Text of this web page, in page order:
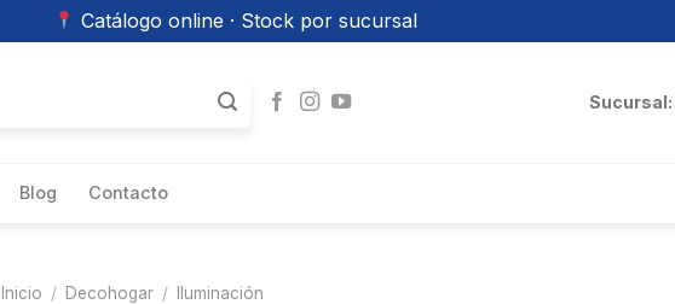
Catálogo online · Stock por sucursal
Sucursal:
Blog Contacto
Inicio / Decohogar / Iluminación